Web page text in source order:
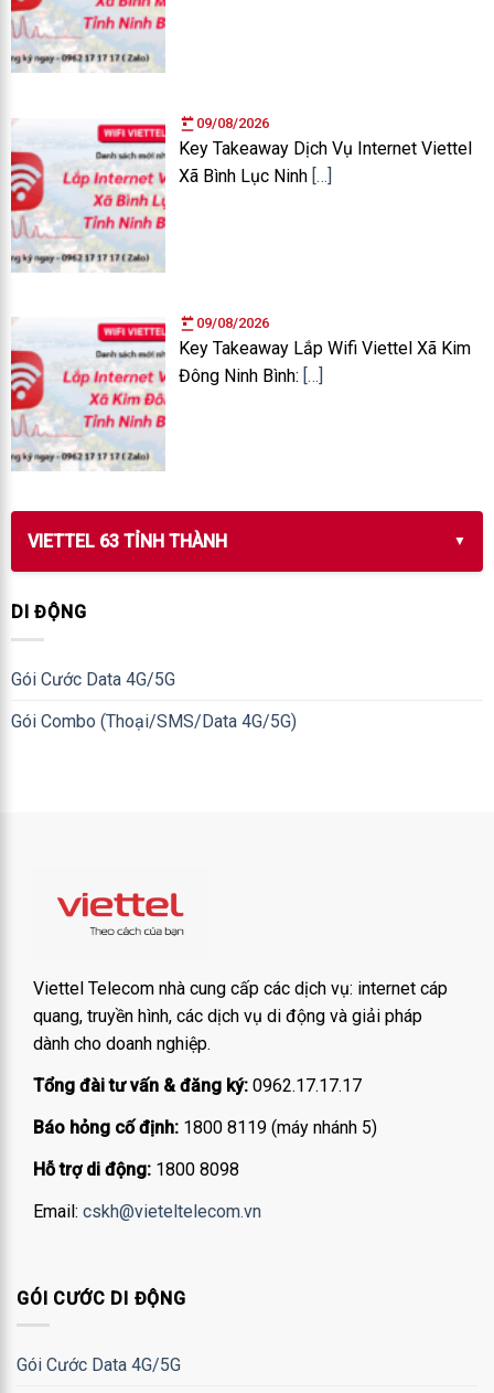
09/08/2026
Key Takeaway Dịch Vụ Internet Viettel
Xã Bình Lục Ninh […]
09/08/2026
Key Takeaway Lắp Wifi Viettel Xã Kim
Đông Ninh Bình: […]
VIETTEL 63 TỈNH THÀNH
DI ĐỘNG
Gói Cước Data 4G/5G
Gói Combo (Thoại/SMS/Data 4G/5G)
Viettel Telecom nhà cung cấp các dịch vụ: internet cáp
quang, truyền hình, các dịch vụ di động và giải pháp
dành cho doanh nghiệp.
Tổng đài tư vấn & đăng ký: 0962.17.17.17
Báo hỏng cố định: 1800 8119 (máy nhánh 5)
Hỗ trợ di động: 1800 8098
Email: cskh@vieteltelecom.vn
GÓI CƯỚC DI ĐỘNG
Gói Cước Data 4G/5G